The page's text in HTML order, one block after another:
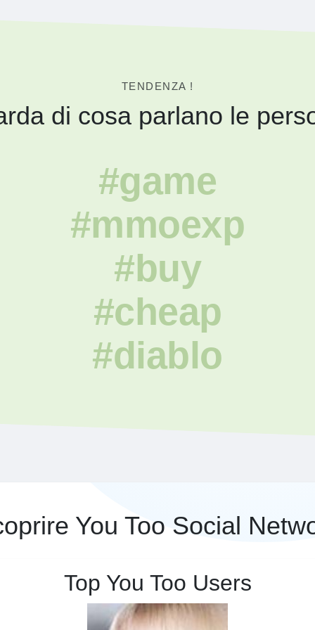
TENDENZA !
di cosa parlano le
#game
#mmoexp
#buy
#cheap
#diablo
You Too Social
Top You Too Users